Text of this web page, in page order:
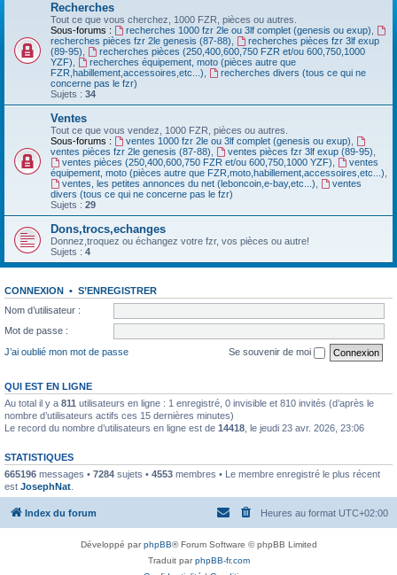
Recherches
Tout ce que vous cherchez, 1000 FZR, pièces ou autres.
Sous-forums :
recherches 1000 fzr 2le ou 3lf complet (genesis ou exup)
recherches pièces fzr 2le genesis (87-88)
recherches pièces fzr 3lf exup
(89-95)
recherches pièces (250,400,600,750 FZR et/ou 600,750,1000
YZF)
recherches équipement, moto (pièces autre que
FZR,habillement,accessoires,etc...)
recherches divers (tous ce qui ne
concerne pas le fzr)
Sujets : 34
Ventes
Tout ce que vous vendez, 1000 FZR, pièces ou autres.
Sous-forums :
ventes 1000 fzr 2le ou 3lf complet (genesis ou exup)
ventes pièces fzr 2le genesis (87-88)
ventes pièces fzr 3lf exup (89-95)
ventes pièces (250,400,600,750 FZR et/ou 600,750,1000 YZF)
ventes
équipement, moto (pièces autre que FZR,moto,habillement,accessoires,etc...)
ventes, les petites annonces du net (leboncoin,e-bay,etc...)
ventes
divers (tous ce qui ne concerne pas le fzr)
Sujets : 29
Dons,trocs,echanges
Donnez,troquez ou échangez votre fzr, vos pièces ou autre!
Sujets : 4
CONNEXION • S’ENREGISTRER
Nom d’utilisateur :
Mot de passe :
J’ai oublié mon mot de passe
Se souvenir de moi
QUI EST EN LIGNE
Au total il y a 811 utilisateurs en ligne : 1 enregistré, 0 invisible et 810 invités (d’après le
nombre d’utilisateurs actifs ces 15 dernières minutes)
Le record du nombre d’utilisateurs en ligne est de 14418 , le jeudi 23 avr. 2026, 23:06
STATISTIQUES
665196 messages • 7284 sujets • 4553 membres • Le membre enregistré le plus récent
est JosephNat
Index du forum Heures au format UTC+02:00
Développé parphpBB® Forum Software © phpBB Limited
Traduit parphpBB-fr.com